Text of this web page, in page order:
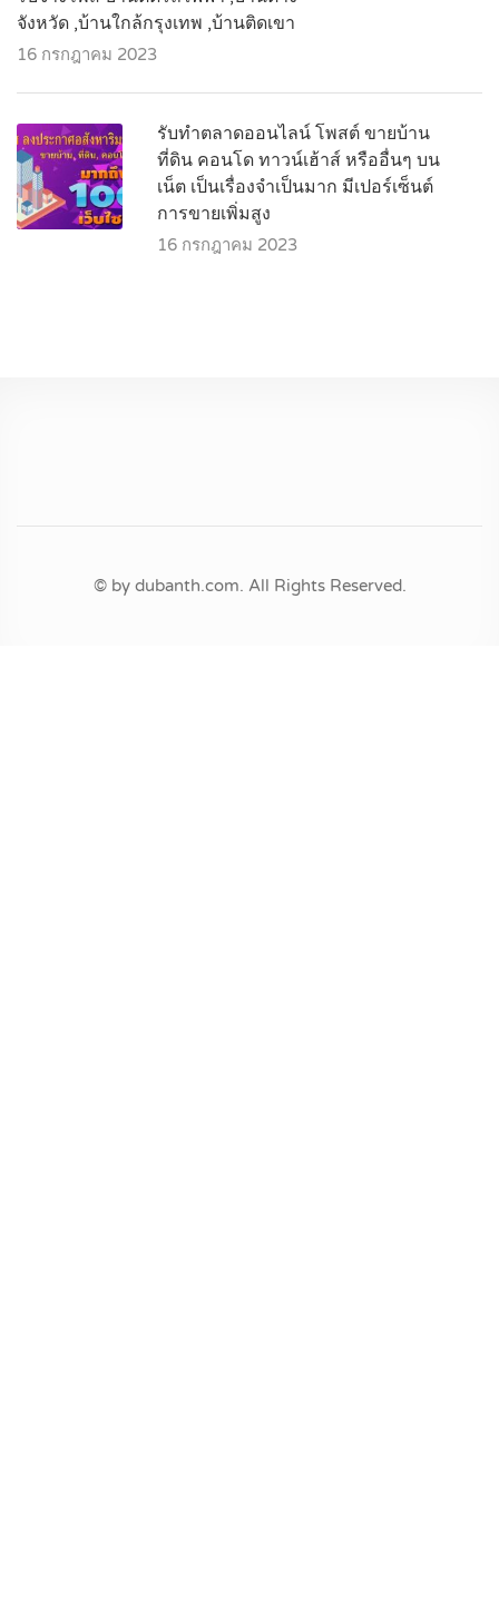
จังหวัด ,บ้านใกล้กรุงเทพ ,บ้านติดเขา
16 กรกฎาคม 2023
รับทำตลาดออนไลน์ โพสต์ ขายบ้าน
ที่ดิน คอนโด ทาวน์เฮ้าส์ หรืออื่นๆ บน
เน็ต เป็นเรื่องจำเป็นมาก มีเปอร์เซ็นต์
การขายเพิ่มสูง
16 กรกฎาคม 2023
© by dubanth.com. All Rights Reserved.